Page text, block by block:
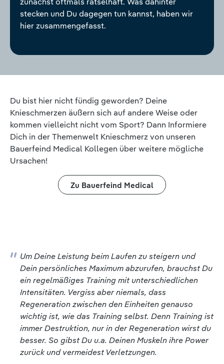
stecken und Du dagegen tun kannst, haben wir
hier zusammengefasst.
Du bist hier nicht fündig geworden? Deine
Knieschmerzen äußern sich auf andere Weise oder
kommen vielleicht nicht vom Sport? Dann Informiere
Dich in der Themenwelt Knieschmerz von unseren
Bauerfeind Medical Kollegen über weitere mögliche
Ursachen!
Zu Bauerfeind Medical
Um Deine Leistung beim Laufen zu steigern und
Dein persönliches Maximum abzurufen, brauchst Du
ein regelmäßiges Training mit unterschiedlichen
Intensitäten. Vergiss aber niemals, dass
Regeneration zwischen den Einheiten genauso
wichtig ist, wie das Training selbst. Denn Training ist
immer Destruktion, nur in der Regeneration wirst du
besser. So gibst Du u.a. Deinen Muskeln ihre Power
zurück und vermeidest Verletzungen.